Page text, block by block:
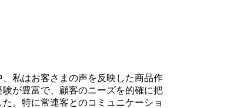
私はお客さまの声を反映した商品作
が豊富で、顧客のニーズを的確に把
。特に常連客とのコミュニケーショ